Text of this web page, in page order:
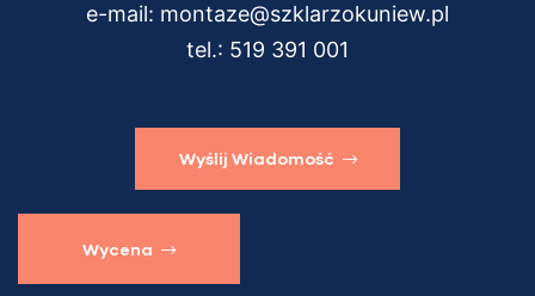
e-mail: montaze@szklarzokuniew.pl
tel.: 519 391 001
Wyślij Wiadomość
Wycena